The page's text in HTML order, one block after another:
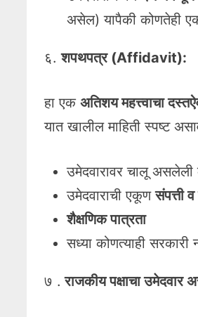
असेल) यापैकी कोणतेही
६.शपथपत्र (Affidavit):
हा एकअतिशय महत्त्वाचा
यात खालील माहिती स्पष्ट
उमेदवारावर चालू असलेली
उमेदवाराची एकूणसंपत्ती
शैक्षणिक पात्रता
सध्या कोणत्याही
७ . राजकीय पक्षाचा